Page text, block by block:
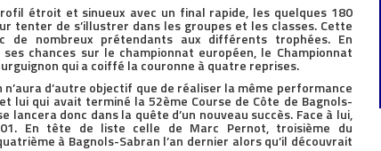
étroit et sinueux avec un final rapide, les quelques 180
tenter de s’illustrer dans les groupes et les classes. Cette
de nombreux prétendants aux différents trophées. En
chances sur le championnat européen, le Championnat
qui a coiffé la couronne à quatre reprises.
n’aura d’autre objectif que de réaliser la même performance
lui qui avait terminé la 52ème Course de Côte de Bagnols-
lancera donc dans la quête d’un nouveau succès. Face à lui,
En tête de liste celle de Marc Pernot, troisième du
à Bagnols-Sabran l’an dernier alors qu’il découvrait